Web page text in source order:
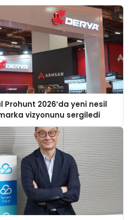
Prohunt 2026’da yeni nesil
vizyonunu sergiledi